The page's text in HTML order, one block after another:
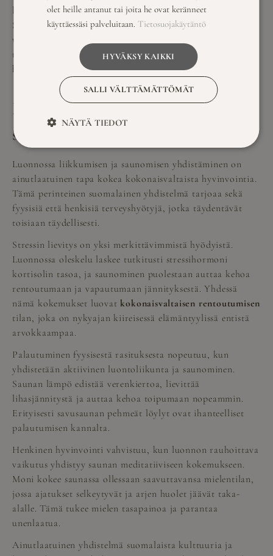
lämmittävät saunan lempeät löylyt kehoa ja mieltä.
Savusaunan erityinen tunnelma, puun tuoksu ja hämärä
valaistus luovat ainutlaatuisen kokemuksen, joka
täydentää päivän luontoelämykset kokonaisvaltaiseksi
hyvinvoinniksi.
Miksi yhdistää luontoaktiviteetit
saunaelämykseen?
Luonnossa liikkumisen ja saunomisen yhdistäminen on
ainutlaatuinen tapa kokea kokonaisvaltaista hyvinvointia.
Tämä perinteinen suomalainen yhdistelmä tarjoaa sekä
fyysisiä että henkisiä terveyshyötyjä, jotka täydentävät
toisiaan täydellisesti.
Stressin lievitys on yksi merkittävimmistä hyödyistä.
Luonnossa oleskelu laskee tutkitusti stressihormoni
kortisolin tasoa, ja saunominen puolestaan auttaa kehoa
rentoutumaan ja vapautumaan jännityksestä. Yhdessä
nämä kokemukset luovatkokonaisvaltaisen rentoutumisen
tilan, joka on nykyajan kiireisessä elämäntyylissä entistä
arvokkaampaa.
Palautuminen fyysisestä rasituksesta nopeutuu, kun
yhdistetään aktiivinen luontoliikunta ja saunominen.
Saunan lämpö edistää verenkiertoa, lievittää
lihasjännitystä ja auttaa kehoa toipumaan nopeammin.
Erityisesti savusaunan pehmeät löylyt ovat ihanteelliset
palautumisen kannalta.
Henkinen hyvinvointi vahvistuu, kun luonnon rauhoittava
vaikutus yhdistyy saunan meditatiiviseen kokemukseen.
Moni kokee saunassa ollessaan saavuttavansa mielentilan,
jossa ajatukset selkeytyvät ja arjen huolet jäävät taka-
alalle. Tämä tukee mielen tasapainoa ja parantaa
unenlaatua.
Ainutlaatuinen yhdistelmä suomalaista kulttuuria ja
olet heille antanut tai joita he ovat keränneet
käyttäessäsi palveluitaan. Tietosuojakäytäntö
HYVÄKSY KAIKKI
SALLI VÄLTTÄMÄTTÖMÄT
NÄYTÄ TIEDOT